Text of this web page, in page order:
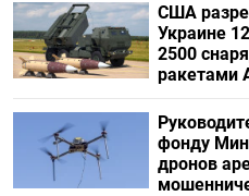
США
Украине
2500
ракетами
фонду
дронов